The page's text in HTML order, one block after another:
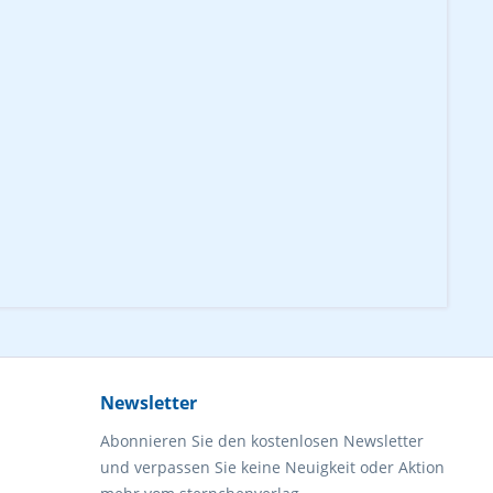
Newsletter
Abonnieren Sie den kostenlosen Newsletter
und verpassen Sie keine Neuigkeit oder Aktion